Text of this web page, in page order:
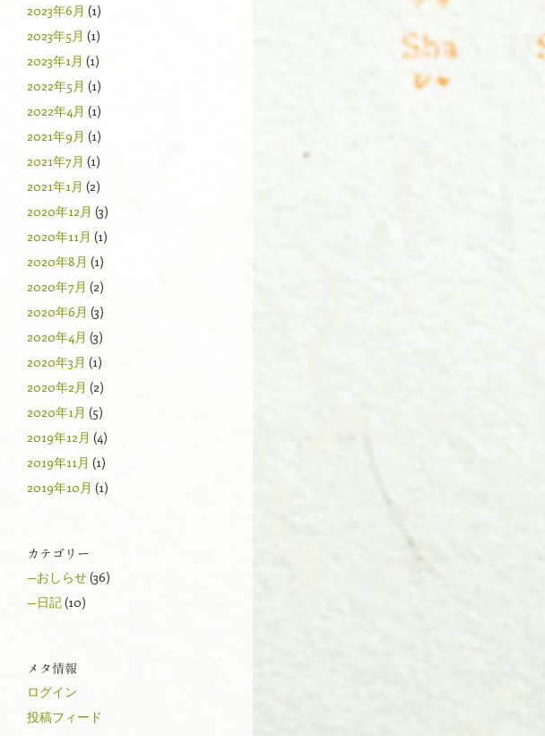
2023年6月 (1)
2023年5月 (1)
2023年1月 (1)
2022年5月 (1)
2022年4月 (1)
2021年9月 (1)
2021年7月 (1)
2021年1月 (2)
2020年12月 (3)
2020年11月 (1)
2020年8月 (1)
2020年7月 (2)
2020年6月 (3)
2020年4月 (3)
2020年3月 (1)
2020年2月 (2)
2020年1月 (5)
2019年12月 (4)
2019年11月 (1)
2019年10月 (1)
カテゴリー
—おしらせ(36)
—日記(10)
メタ情報
ログイン
投稿フィード